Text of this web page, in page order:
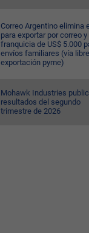
Correo Argentino elimina
para exportar por correo
franquicia de US$ 5.000
envíos familiares (vía
exportación pyme)
Mohawk Industries
resultados del segundo
trimestre de 2026